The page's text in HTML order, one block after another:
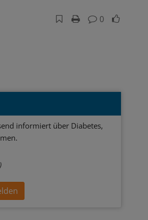
0
informiert über Diabetes,